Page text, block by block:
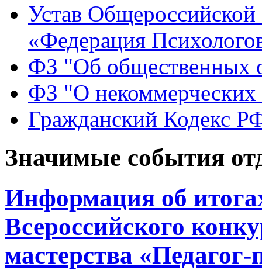
Устав
«Федерация
ФЗ "Об общественных
ФЗ "О некоммерческих
Гражданский Кодекс
Значимые события
Информация об
Всероссийского
мастерства